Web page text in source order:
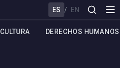
ES / EN
CULTURA DERECHOS HUMANOS